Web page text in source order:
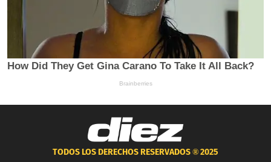
TODOS LOS DERECHOS RESERVADOS ®2025